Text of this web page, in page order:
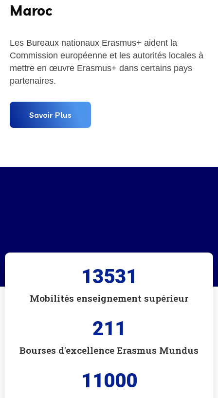
Maroc
Les Bureaux nationaux Erasmus+ aident la
Commission européenne et les autorités locales à
mettre en œuvre Erasmus+ dans certains pays
partenaires.
Savoir Plus
Mobilités enseignement supérieur
13531
Bourses d'excellence Erasmus Mundus
211
11000